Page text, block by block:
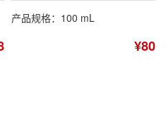
产品规格：100 mL
¥80